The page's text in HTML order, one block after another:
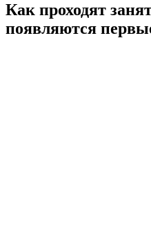
Как проходят
появляются